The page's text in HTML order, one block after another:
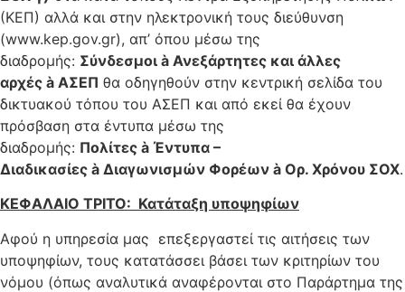
(ΚΕΠ) αλλά και στην ηλεκτρονική τους διεύθυνση
(www.kep.gov.gr), απ’ όπου μέσω της
διαδρομής: Σύνδεσμοι à Ανεξάρτητες και άλλες
αρχές à ΑΣΕΠ θα οδηγηθούν στην κεντρική σελίδα του
δικτυακού τόπου του ΑΣΕΠ και από εκεί θα έχουν
πρόσβαση στα έντυπα μέσω της
διαδρομής: Πολίτες à Έντυπα –
Διαδικασίες à Διαγωνισμών Φορέων à Ορ. Χρόνου ΣΟΧ.
ΚΕΦΑΛΑΙΟ ΤΡΙΤΟ: Κατάταξη υποψηφίων
Αφού η υπηρεσία μας επεξεργαστεί τις αιτήσεις των
υποψηφίων, τους κατατάσσει βάσει των κριτηρίων του
νόμου (όπως αναλυτικά αναφέρονται στο Παράρτημα της